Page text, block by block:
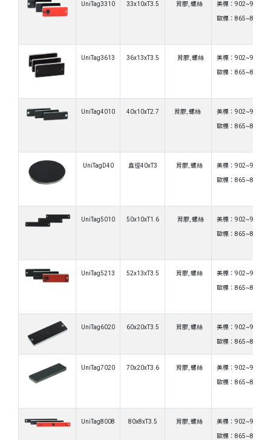
UniTag3310 33x10xT3.5 背膠, 螺絲 美標：
歐標：
UniTag3613 36x13xT3.5 背膠, 螺絲 美標：
歐標：
UniTag4010 40x10xT2.7 背膠, 螺絲 美標：
歐標：
UniTagD40 直徑40xT3 背膠, 螺絲 美標：
歐標：
UniTag5010 50x10xT1.6 背膠, 螺絲 美標：
歐標：
UniTag5213 52x13xT3.5 背膠, 螺絲 美標：
歐標：
UniTag6020 60x20xT3.5 背膠, 螺絲 美標：
歐標：
UniTag7020 70x20xT3.6 背膠, 螺絲 美標：
歐標：
UniTag8008 80x8xT3.5 背膠, 螺絲 美標：
歐標：